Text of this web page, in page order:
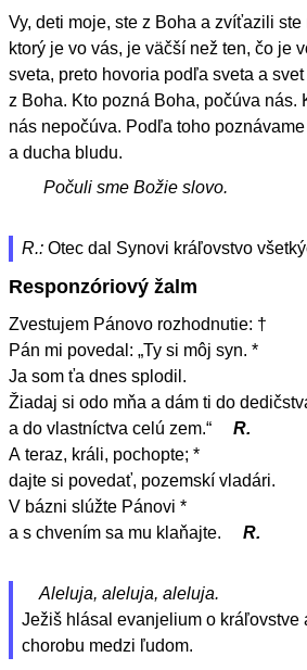
Vy, deti moje, ste z Boha a zvíťazili ste
ktorý je vo vás, je väčší než ten, čo je
sveta, preto hovoria podľa sveta a
z Boha. Kto pozná Boha, počúva nás.
nás nepočúva. Podľa toho
a ducha bludu.
Počuli sme Božie slovo.
R.: Otec dal Synovi kráľovstvo
Responzóriový žalm
Zvestujem Pánovo rozhodnutie: †
Pán mi povedal: „Ty si môj syn. *
Ja som ťa dnes splodil.
Žiadaj si odo mňa a dám ti do
a do vlastníctva celú zem.“
R.
A teraz, králi, pochopte; *
dajte si povedať, pozemskí vladári.
V bázni slúžte Pánovi *
a s chvením sa mu klaňajte.
R.
Aleluja, aleluja, aleluja.
Ježiš hlásal evanjelium o kráľovstve
chorobu medzi ľudom.